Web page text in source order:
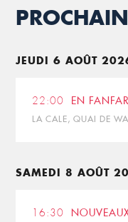
JEUDI 6 AOÛT
22:00 EN
LA CALE, QUAI DE
SAMEDI 8 AOÛT
16:30